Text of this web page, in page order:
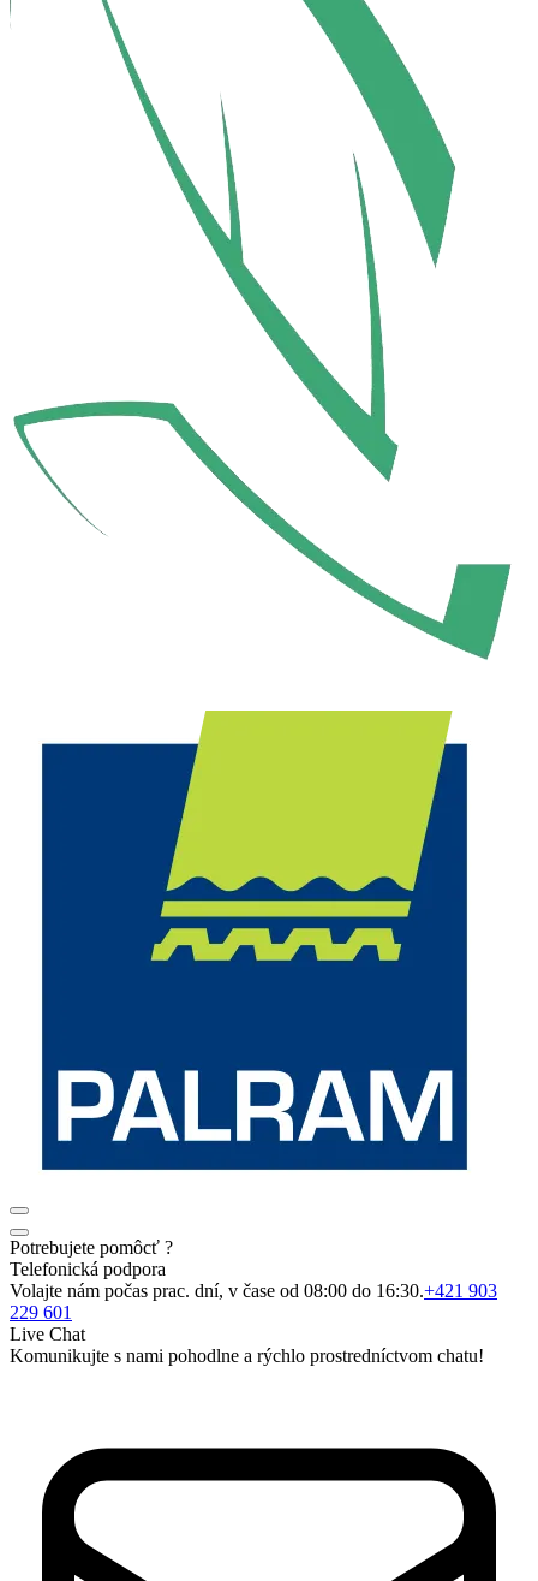
Potrebujete pomôcť ?
Telefonická podpora
Volajte nám počas prac. dní, v čase od 08:00 do 16:30.+421 903
229 601
Live Chat
Komunikujte s nami pohodlne a rýchlo prostredníctvom chatu!